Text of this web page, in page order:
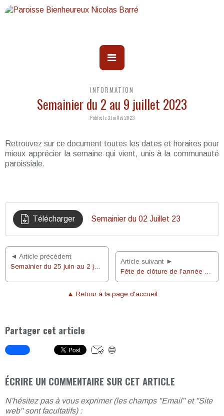
INFORMATION
Semainier du 2 au 9 juillet 2023
Publié le 3 Juillet 2023
Retrouvez sur ce document toutes les dates et horaires pour
mieux apprécier la semaine qui vient, unis à la communauté
paroissiale.
Télécharger Semainier du 02 Juillet 23
◄ Article précédent
Semainier du 25 juin au 2 juillet 2023
Article suivant ►
Fête de clôture de l'année pastorale, le 25 juin 2023
▲ Retour à la page d'accueil
Partager cet article
ÉCRIRE UN COMMENTAIRE SUR CET ARTICLE
N'hésitez pas à vous exprimer (les champs "Email" et "Site
web" sont facultatifs) :